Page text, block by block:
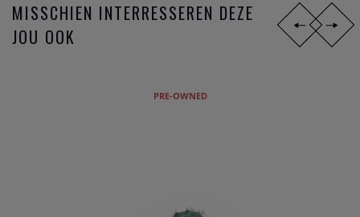
MISSCHIEN INTERRESSEREN DEZE
JOU OOK
PRE-OWNED